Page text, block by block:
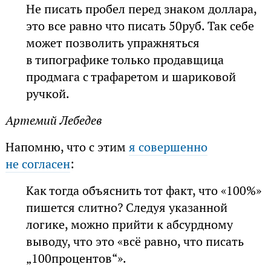
Не писать пробел перед знаком доллара,
это все равно что писать 50руб. Так себе
может позволить упражняться
в типографике только продавщица
продмага с трафаретом и шариковой
ручкой.
Артемий Лебедев
Напомню, что с этим я совершенно
не согласен:
Как тогда объяснить тот факт, что «100%»
пишется слитно? Следуя указанной
логике, можно прийти к абсурдному
выводу, что это «всё равно, что писать
„100процентов“».